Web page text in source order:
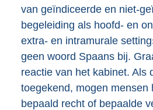
van geïndiceerde en niet-
begeleiding als hoofd- en
extra- en intramurale
geen woord Spaans bij.
reactie van het kabinet. Als
toegekend, mogen mensen
bepaald recht of bepaalde